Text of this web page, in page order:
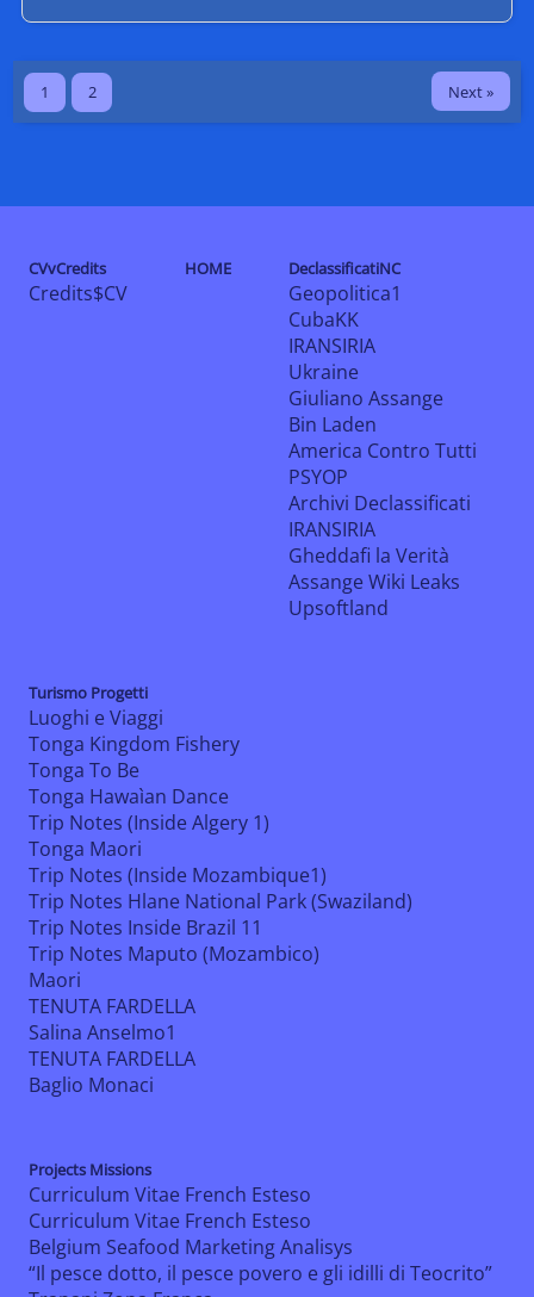
1 2 Next »
CVvCredits
Credits$CV
HOME DeclassificatiNC
Geopolitica1
CubaKK
IRANSIRIA
Ukraine
Giuliano Assange
Bin Laden
America Contro Tutti
PSYOP
Archivi Declassificati
IRANSIRIA
Gheddafi la Verità
Assange Wiki Leaks
Upsoftland
Turismo Progetti
Luoghi e Viaggi
Tonga Kingdom Fishery
Tonga To Be
Tonga Hawaìan Dance
Trip Notes (Inside Algery 1)
Tonga Maori
Trip Notes (Inside Mozambique1)
Trip Notes Hlane National Park (Swaziland)
Trip Notes Inside Brazil 11
Trip Notes Maputo (Mozambico)
Maori
TENUTA FARDELLA
Salina Anselmo1
TENUTA FARDELLA
Baglio Monaci
Projects Missions
Curriculum Vitae French Esteso
Curriculum Vitae French Esteso
Belgium Seafood Marketing Analisys
“Il pesce dotto, il pesce povero e gli idilli di Teocrito”